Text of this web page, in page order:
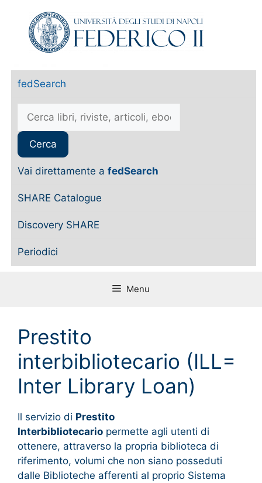
fedSearch
Vai direttamente a fedSearch
SHARE Catalogue
Discovery SHARE
Periodici
Menu
Prestito
interbibliotecario (ILL=
Inter Library Loan)
Il servizio di Prestito
Interbibliotecario permette agli utenti di
ottenere, attraverso la propria biblioteca di
riferimento, volumi che non siano posseduti
dalle Biblioteche afferenti al proprio Sistema